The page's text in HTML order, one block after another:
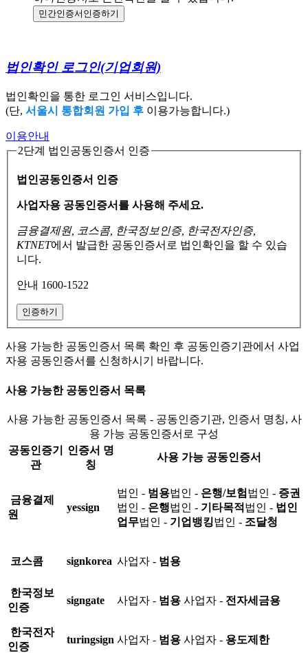
민간인증서 인증하기
법인확인 로그인(기업회원)
법인확인을 통한 로그인 서비스입니다.
(단, 서울시 통합회원 가입 후 이용가능합니다.)
이용안내
2단계 법인공동인증서 인증
법인공동인증서 인증
사업자용 공동인증서를 사용해 주세요.
금융결제원, 코스콤, 한국정보인증, 한국전자인증,
KTNET에서 발급한 공동인증서로 법인확인을 할 수 있습
니다.
안내 1600-1522
인증하기
사용 가능한 공동인증서 목록 확인 후 공동인증기관에서 사업
자용 공동인증서를 신청하시기 바랍니다.
사용 가능한 공동인증서 목록
사용 가능한 공동인증서 목록 - 공동인증기관, 인증서 명칭, 사
용 가능 공동인증서로 구성
공동인증기
관
인증서 명
칭
사용 가능 공동인증서
금융결제
원
yessign
법인 - 범용법인 - 은행/보험 법인 - 증권
법인 - 은행법인 - 기타목적 법인 - 법인
업무법인 - 기업뱅킹법인 - 조달청
코스콤 signkorea 사업자 - 범용
한국정보
인증
signgate 사업자 - 범용 사업자 - 전자세금용
한국전자
인증
turingsign 사업자 - 범용 사업자 - 용도제한